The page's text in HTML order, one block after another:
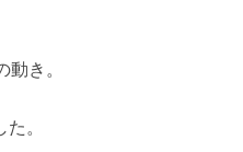
き。
。